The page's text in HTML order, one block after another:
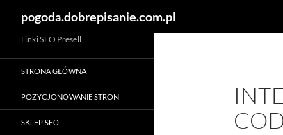
pogoda.dobrepisanie.com.pl
Linki SEO Presell
STRONA GŁÓWNA
POZYCJONOWANIE STRON
SKLEP SEO